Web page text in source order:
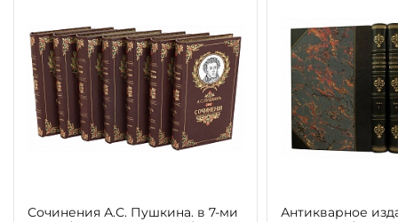
Сочинения А.С. Пушкина. в 7-ми
Антикварное